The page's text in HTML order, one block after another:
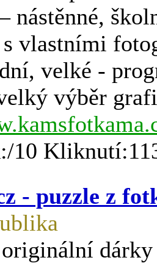
nástěnné,
s vlastními
velké -
výběr
10
- puzzle z
dárky